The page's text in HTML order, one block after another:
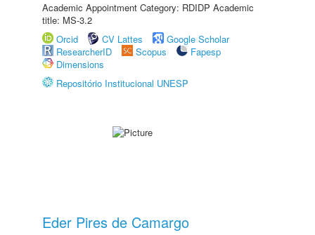
Academic Appointment Category: RDIDP Academic
title: MS-3.2
Orcid
CV Lattes
Google Scholar
ResearcherID
Scopus
Fapesp
Dimensions
Repositório Institucional UNESP
Eder Pires de Camargo